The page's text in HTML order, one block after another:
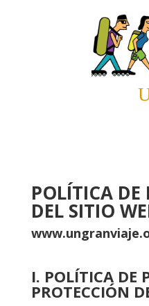
POLÍTICA DE
DEL SITIO
I. POLÍTICA DE
PROTECCIÓN